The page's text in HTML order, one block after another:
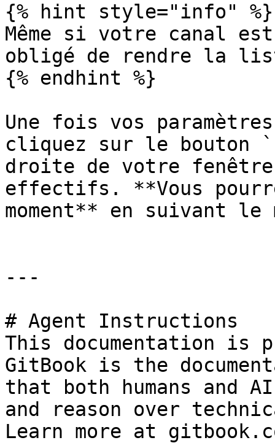
{% hint style="info" %}
Même si votre canal
obligé de rendre la
{% endhint %}
Une fois vos
cliquez sur le bouton
droite de votre
effectifs. **Vous
moment** en suivant le
---
# Agent Instructions
This documentation is
GitBook is the
that both humans and
and reason over
Learn more at